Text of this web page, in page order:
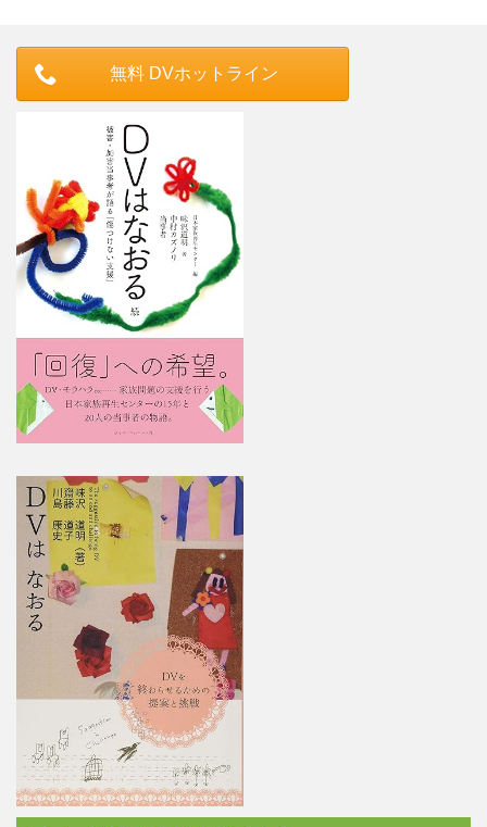
無料 DVホットライン